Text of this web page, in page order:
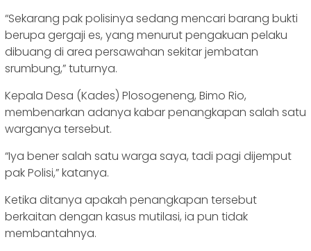
“Sekarang pak polisinya sedang mencari barang bukti
berupa gergaji es, yang menurut pengakuan pelaku
dibuang di area persawahan sekitar jembatan
srumbung,” tuturnya.
Kepala Desa (Kades) Plosogeneng, Bimo Rio,
membenarkan adanya kabar penangkapan salah satu
warganya tersebut.
“Iya bener salah satu warga saya, tadi pagi dijemput
pak Polisi,” katanya.
Ketika ditanya apakah penangkapan tersebut
berkaitan dengan kasus mutilasi, ia pun tidak
membantahnya.